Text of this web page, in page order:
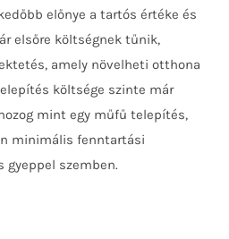
előnye a tartós értéke és
elsőre költségnek tűnik,
amely növelheti otthona
költsége szinte már
mint egy műfű telepítés,
minimális fenntartási
gyeppel szemben.